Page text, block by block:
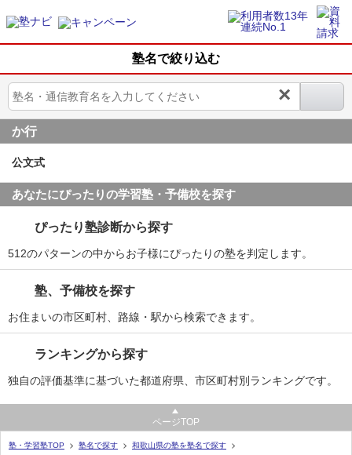
塾名で絞り込む
×
か行
公文式
あなたにぴったりの学習塾・予備校を探す
ぴったり塾診断から探す
512のパターンの中からお子様にぴったりの塾を判定します。
塾、予備校を探す
お住まいの市区町村、路線・駅から検索できます。
ランキングから探す
独自の評価基準に基づいた都道府県、市区町村別ランキングです。
ページTOP
塾・学習塾TOP 塾名で探す
和歌山県の塾を塾名で探す